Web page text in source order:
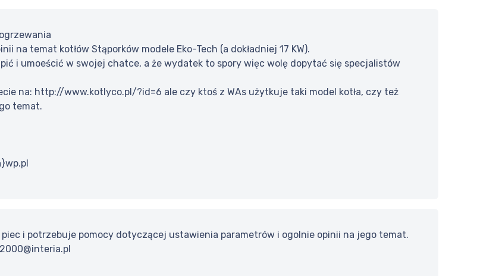
na temat kotłów Stąporków modele Eko-Tech (a dokładniej 17 KW).
i umoeścić w swojej chatce, a że wydatek to spory więc wolę dopytać się specjalistów
na: http://www.kotlyco.pl/?id=6 ale czy ktoś z WAs użytkuje taki model kotła, czy też
temat.
piec i potrzebuje pomocy dotyczącej ustawienia parametrów i ogolnie opinii na jego temat.